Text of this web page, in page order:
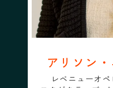
アリソン
レベニューオ